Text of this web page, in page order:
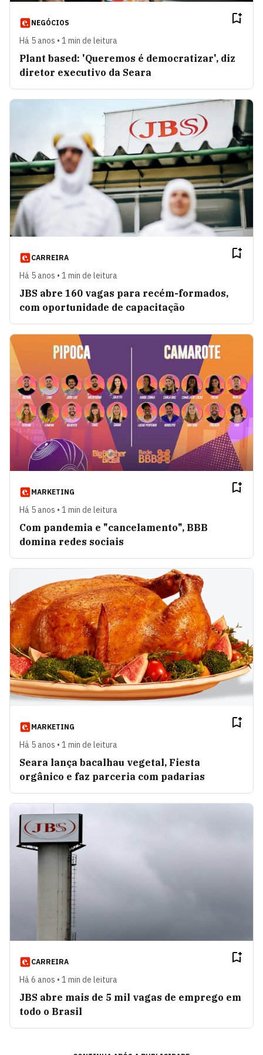
NEGÓCIOS
Há 5 anos • 1 min de leitura
Plant based: 'Queremos é democratizar', diz
diretor executivo da Seara
CARREIRA
Há 5 anos • 1 min de leitura
JBS abre 160 vagas para recém-formados,
com oportunidade de capacitação
MARKETING
Há 5 anos • 1 min de leitura
Com pandemia e "cancelamento", BBB
domina redes sociais
MARKETING
Há 5 anos • 1 min de leitura
Seara lança bacalhau vegetal, Fiesta
orgânico e faz parceria com padarias
CARREIRA
Há 6 anos • 1 min de leitura
JBS abre mais de 5 mil vagas de emprego em
todo o Brasil